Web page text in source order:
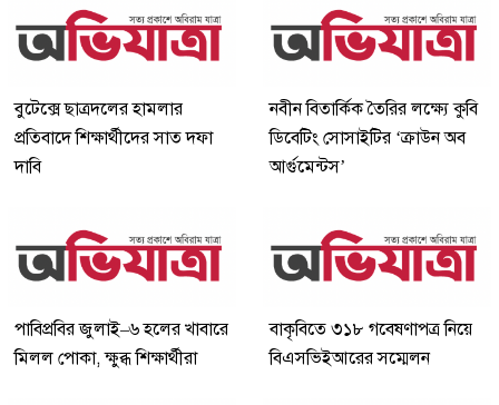
বুটেক্সে ছাত্রদলের হামলার
প্রতিবাদে শিক্ষার্থীদের সাত দফা
দাবি
নবীন বিতার্কিক তৈরির লক্ষ্যে কুবি
ডিবেটিং সোসাইটির ‘ক্রাউন অব
আর্গুমেন্টস’
পাবিপ্রবির জুলাই–৬ হলের খাবারে
মিলল পোকা, ক্ষুব্ধ শিক্ষার্থীরা
বাকৃবিতে ৩১৮ গবেষণাপত্র নিয়ে
বিএসভিইআরের সম্মেলন